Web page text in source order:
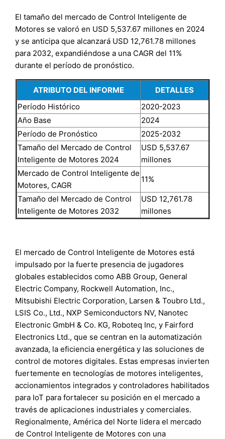
El tamaño del mercado de Control Inteligente de
Motores se valoró en USD 5,537.67 millones en 2024
y se anticipa que alcanzará USD 12,761.78 millones
para 2032, expandiéndose a una CAGR del 11%
durante el período de pronóstico.
ATRIBUTO DEL INFORME
DETALLES
Período Histórico
2020-2023
Año Base
2024
Período de Pronóstico
2025-2032
Tamaño del Mercado de Control
Inteligente de Motores 2024
USD 5,537.67
millones
Mercado de Control Inteligente de
Motores, CAGR
11%
Tamaño del Mercado de Control
Inteligente de Motores 2032
USD 12,761.78
millones
El mercado de Control Inteligente de Motores está
impulsado por la fuerte presencia de jugadores
globales establecidos como ABB Group, General
Electric Company, Rockwell Automation, Inc.,
Mitsubishi Electric Corporation, Larsen & Toubro Ltd.,
LSIS Co., Ltd., NXP Semiconductors NV, Nanotec
Electronic GmbH & Co. KG, Roboteq Inc, y Fairford
Electronics Ltd., que se centran en la automatización
avanzada, la eficiencia energética y las soluciones de
control de motores digitales. Estas empresas invierten
fuertemente en tecnologías de motores inteligentes,
accionamientos integrados y controladores habilitados
para IoT para fortalecer su posición en el mercado a
través de aplicaciones industriales y comerciales.
Regionalmente, América del Norte lidera el mercado
de Control Inteligente de Motores con una